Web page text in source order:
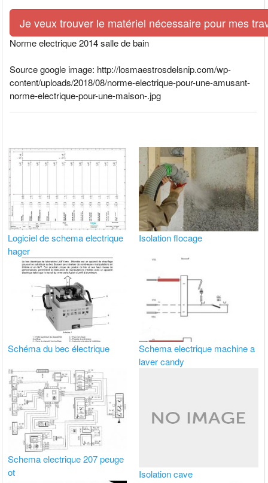
Je veux trouver le matériel nécessaire pour mes
Norme electrique 2014 salle de bain
Source google image: http://losmaestrosdelsnip.com/wp-
content/uploads/2018/08/norme-electrique-pour-une-amusant-
norme-electrique-pour-une-maison-.jpg
Logiciel de schema electrique
hager
Isolation flocage
Schéma du bec électrique
Schema electrique machine a
laver candy
Schema electrique 207 peuge
ot
Isolation cave